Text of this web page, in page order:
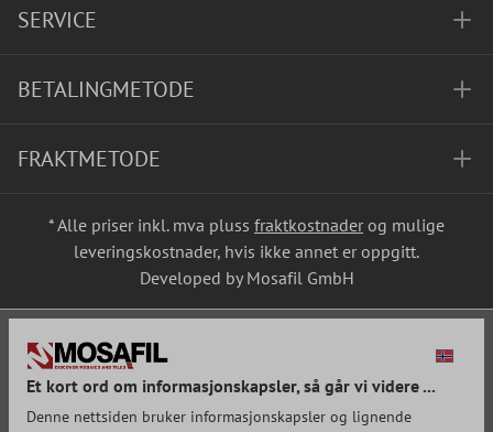
SERVICE
BETALINGMETODE
FRAKTMETODE
* Alle priser inkl. mva pluss fraktkostnader og mulige
leveringskostnader, hvis ikke annet er oppgitt.
Developed by Mosafil GmbH
Et kort ord om informasjonskapsler, så går vi videre ...
Denne nettsiden bruker informasjonskapsler og lignende